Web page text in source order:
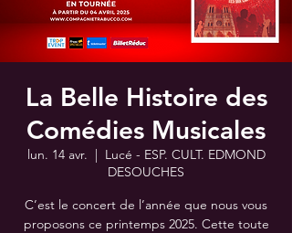
La Belle Histoire des
Comédies Musicales
lun. 14 avr.
  |
Lucé - ESP. CULT. EDMOND
DESOUCHES
C’est le concert de l’année que nous vous
proposons ce printemps 2025. Cette toute